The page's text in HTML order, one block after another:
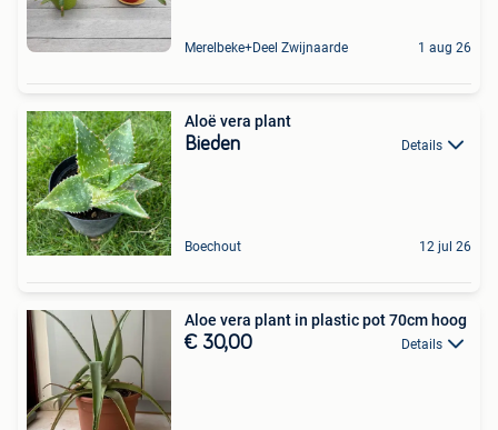
Merelbeke+Deel Zwijnaarde 1 aug 26
Aloë vera plant
Bieden Details
Boechout 12 jul 26
Aloe vera plant in plastic pot 70cm hoog
€ 30,00 Details